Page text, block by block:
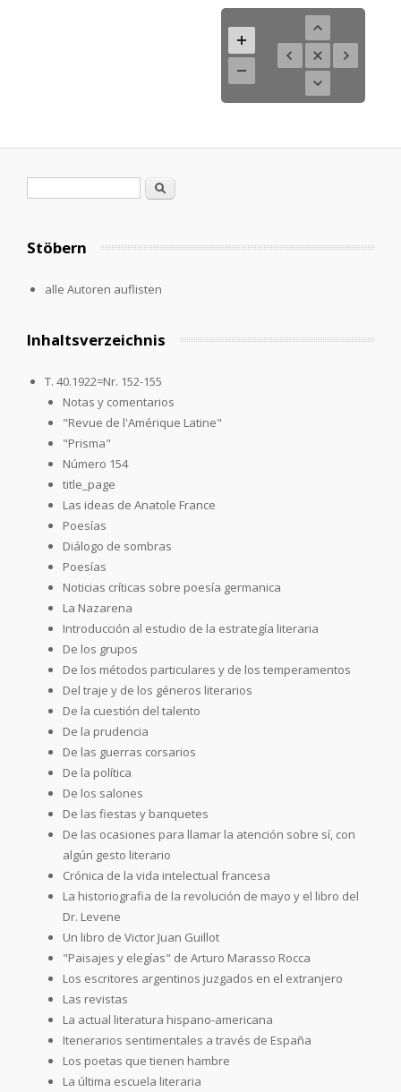
Search
Stöbern
alle Autoren auflisten
Inhaltsverzeichnis
T. 40.1922=Nr. 152-155
Notas y comentarios
"Revue de l'Amérique Latine"
"Prisma"
Número 154
title_page
Las ideas de Anatole France
Poesías
Diálogo de sombras
Poesías
Noticias críticas sobre poesía germanica
La Nazarena
Introducción al estudio de la estrategía literaria
De los grupos
De los métodos particulares y de los temperamentos
Del traje y de los géneros literarios
De la cuestión del talento
De la prudencia
De las guerras corsarios
De la política
De los salones
De las fiestas y banquetes
De las ocasiones para llamar la atención sobre sí, con
algún gesto literario
Crónica de la vida intelectual francesa
La historiografia de la revolución de mayo y el libro del
Dr. Levene
Un libro de Victor Juan Guillot
"Paisajes y elegías" de Arturo Marasso Rocca
Los escritores argentinos juzgados en el extranjero
Las revistas
La actual literatura hispano-americana
Itenerarios sentimentales a través de España
Los poetas que tienen hambre
La última escuela literaria